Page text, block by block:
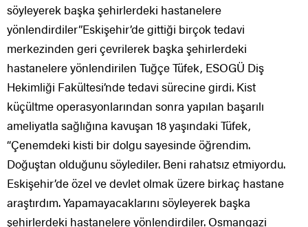
söyleyerek başka şehirlerdeki hastanelere
yönlendirdiler”Eskişehir’de gittiği birçok tedavi
merkezinden geri çevrilerek başka şehirlerdeki
hastanelere yönlendirilen Tuğçe Tüfek, ESOGÜ Diş
Hekimliği Fakültesi’nde tedavi sürecine girdi. Kist
küçültme operasyonlarından sonra yapılan başarılı
ameliyatla sağlığına kavuşan 18 yaşındaki Tüfek,
“Çenemdeki kisti bir dolgu sayesinde öğrendim.
Doğuştan olduğunu söylediler. Beni rahatsız etmiyordu.
Eskişehir’de özel ve devlet olmak üzere birkaç hastane
araştırdım. Yapamayacaklarını söyleyerek başka
şehirlerdeki hastanelere yönlendirdiler. Osmangazi